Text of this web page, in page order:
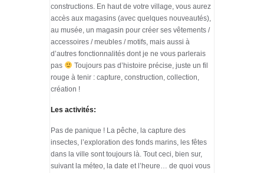
constructions. En haut de votre village, vous aurez
accès aux magasins (avec quelques nouveautés),
au musée, un magasin pour créer ses vêtements /
accessoires / meubles / motifs, mais aussi à
d’autres fonctionnalités dont je ne vous parlerais
pas
Toujours pas d’histoire précise, juste un fil
rouge à tenir : capture, construction, collection,
création !
Les activités:
Pas de panique ! La pêche, la capture des
insectes, l’exploration des fonds marins, les fêtes
dans la ville sont toujours là. Tout ceci, bien sur,
suivant la méteo, la date et l’heure… de quoi vous